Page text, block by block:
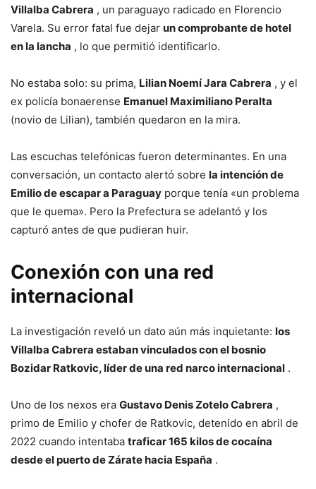
Villalba Cabrera , un paraguayo radicado en Florencio
Varela. Su error fatal fue dejar un comprobante de hotel
en la lancha , lo que permitió identificarlo.
No estaba solo: su prima, Lilian Noemí Jara Cabrera , y el
ex policía bonaerense Emanuel Maximiliano Peralta
(novio de Lilian), también quedaron en la mira.
Las escuchas telefónicas fueron determinantes. En una
conversación, un contacto alertó sobre la intención de
Emilio de escapar a Paraguay porque tenía «un problema
que le quema». Pero la Prefectura se adelantó y los
capturó antes de que pudieran huir.
Conexión con una red
internacional
La investigación reveló un dato aún más inquietante: los
Villalba Cabrera estaban vinculados con el bosnio
Bozidar Ratkovic, líder de una red narco internacional .
Uno de los nexos era Gustavo Denis Zotelo Cabrera ,
primo de Emilio y chofer de Ratkovic, detenido en abril de
2022 cuando intentaba traficar 165 kilos de cocaína
desde el puerto de Zárate hacia España .